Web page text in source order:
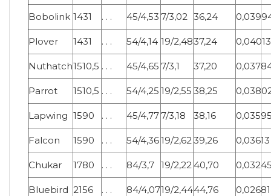
Bobolink 1431 . . . 45/4,53 7/3,02 36,24
Plover 1431 . . . 54/4,14 19/2,4837,24 0,04013
Nuthatch1510,5 . . . 45/4,65 7/3,1 37,20
Parrot 1510,5 . . . 54/4,25 19/2,55 38,25
Lapwing 1590 . . . 45/4,777/3,18 38,16
Falcon 1590 . . . 54/4,3619/2,6239,26 0,03613
Chukar 1780 . . . 84/3,7 19/2,22 40,70
Bluebird 2156 . . . 84/4,0719/2,4444,76 0,02681